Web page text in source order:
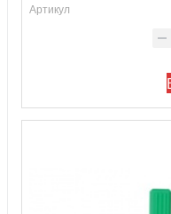
Артикул